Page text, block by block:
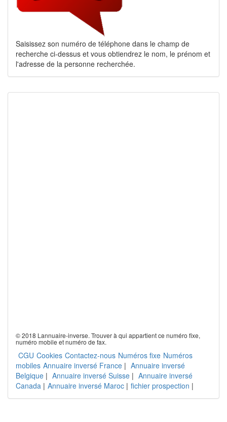
Saisissez son numéro de téléphone dans le champ de
recherche ci-dessus et vous obtiendrez le nom, le prénom et
l'adresse de la personne recherchée.
© 2018 Lannuaire-inverse. Trouver à qui appartient ce numéro fixe,
numéro mobile et numéro de fax.
CGU Cookies Contactez-nous Numéros fixe Numéros
mobiles Annuaire inversé France | Annuaire inversé
Belgique | Annuaire inversé Suisse | Annuaire inversé
Canada | Annuaire inversé Maroc | fichier prospection |